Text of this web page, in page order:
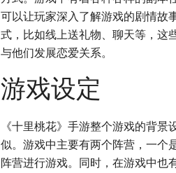
可以让玩家深入了解游戏的剧情故
式，比如线上送礼物、聊天等，这
与他们发展恋爱关系。
游戏设定
《十里桃花》手游整个游戏的背
似。游戏中主要有两个阵营，一个
阵营进行游戏。同时，在游戏中也